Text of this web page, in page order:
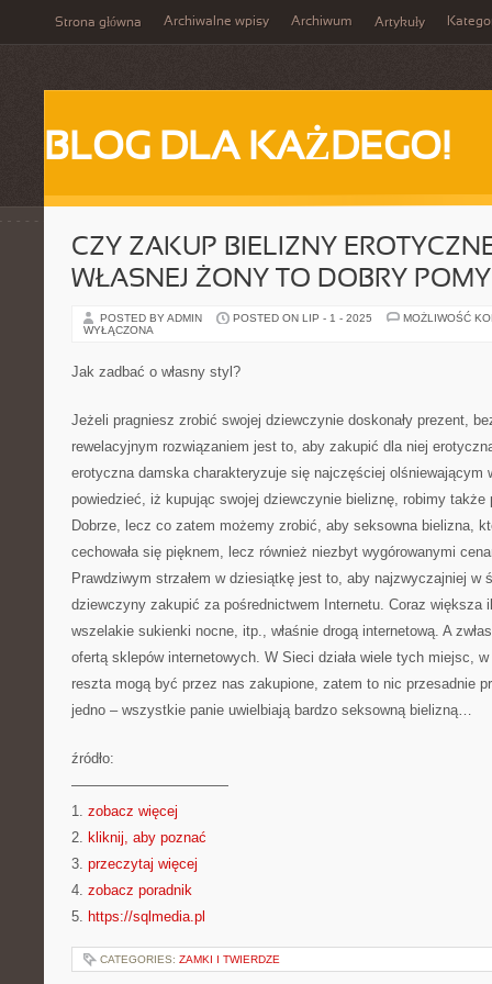
Strona główna Archiwalne wpisy Archiwum Artykuły
BLOG DLA KAŻDEGO!
CZY ZAKUP BIELIZNY
WŁASNEJ ŻONY TO DOBRY
POSTED BY ADMIN POSTED ON LIP - 1 - 2025
MOŻLIWOŚĆ
WYŁĄCZONA
Jak zadbać o własny styl?
Jeżeli pragniesz zrobić swojej dziewczynie doskonały prezent,
rewelacyjnym rozwiązaniem jest to, aby zakupić dla niej
erotyczna damska charakteryzuje się najczęściej olśniewającym
powiedzieć, iż kupując swojej dziewczynie bieliznę, robimy także
Dobrze, lecz co zatem możemy zrobić, aby seksowna bielizna,
cechowała się pięknem, lecz również niezbyt wygórowanymi
Prawdziwym strzałem w dziesiątkę jest to, aby najzwyczajniej w
dziewczyny zakupić za pośrednictwem Internetu. Coraz większa
wszelakie sukienki nocne, itp., właśnie drogą internetową. A
ofertą sklepów internetowych. W Sieci działa wiele tych miejsc,
reszta mogą być przez nas zakupione, zatem to nic przesadnie
jedno – wszystkie panie uwielbiają bardzo seksowną bielizną…
źródło:
———————————
1. zobacz więcej
2. kliknij, aby poznać
3. przeczytaj więcej
4. zobacz poradnik
5. https://sqlmedia.pl
CATEGORIES: ZAMKI I TWIERDZE